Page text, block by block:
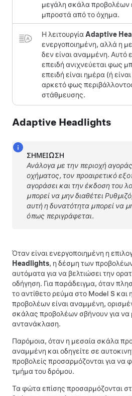
μεγάλη σκάλα προβολέων
μπροστά από το όχημα.
Η λειτουργία Adaptive
ενεργοποιημένη, αλλά η
δεν είναι αναμμένη. Αυτό
επειδή ανιχνεύεται φως
επειδή είναι ημέρα (ή
αρκετό φως
στάθμευσης.
Adaptive Headlights
ΣΗΜΕΊΩΣΗ
Ανάλογα με την περιοχή
οχήματος, τον προαιρετικό
αγοράσει και την έκδοση του
μπορεί να μην διαθέτει
αυτή η δυνατότητα μπορεί να
όπως περιγράφεται.
Όταν είναι ενεργοποιημένη η
Headlights, η δέσμη των
αυτόματα για να βελτιώσει την
οδήγηση. Για παράδειγμα, όταν
το αντίθετο ρεύμα στο Model S και
προβολέων είναι αναμμένη,
σκάλας προβολέων σβήνουν για να
αντανάκλαση.
Παρόμοια, όταν η μεσαία σκάλα
αναμμένη και οδηγείτε σε
προβολείς προσαρμόζονται για να
τμήμα του δρόμου.
Τα φώτα επίσης προσαρμόζονται